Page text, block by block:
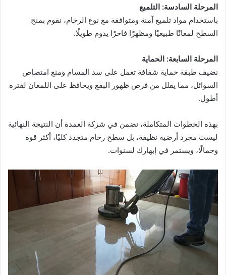
المرحلة السادسة: التلميع
باستخدام مواد تلميع آمنة ومتوافقة مع نوع الرخام، نقوم بمنح
السطح لمعانًا طبيعيًا ومظهرًا فاخرًا يدوم طويلًا.
المرحلة السابعة: الحماية
نضيف طبقة حماية شفافة تعمل على سد المسام ومنع امتصاص
السوائل، مما يقلل من فرص ظهور البقع ويحافظ على اللمعان لفترة
أطول.
بهذه الخطوات المتكاملة، نضمن في شركة العمدة أن النتيجة النهائية
ليست مجرد أرضية نظيفة، بل سطح رخام متجدد كليًا، أكثر قوة
وجمالًا، ويستمر في إبهارك لسنوات.